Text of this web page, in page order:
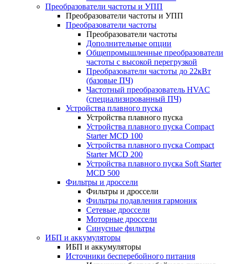
Преобразователи частоты и УПП
Преобразователи частоты и УПП
Преобразователи частоты
Преобразователи частоты
Дополнительные опции
Общепромышленные преобразователи
частоты с высокой перегрузкой
Преобразователи частоты до 22кВт
(базовые ПЧ)
Частотный преобразователь HVAC
(специализированный ПЧ)
Устройства плавного пуска
Устройства плавного пуска
Устройства плавного пуска Compact
Starter MCD 100
Устройства плавного пуска Compact
Starter MCD 200
Устройства плавного пуска Soft Starter
MCD 500
Фильтры и дроссели
Фильтры и дроссели
Фильтры подавления гармоник
Сетевые дроссели
Моторные дроссели
Синусные фильтры
ИБП и аккумуляторы
ИБП и аккумуляторы
Источники бесперебойного питания